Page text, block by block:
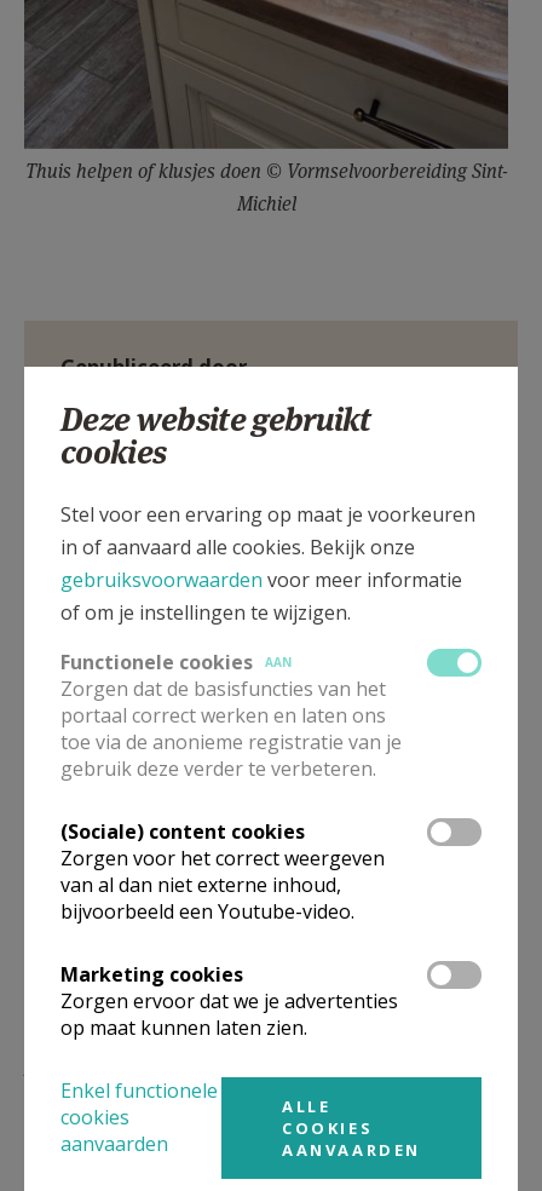
Thuis helpen of klusjes doen © Vormselvoorbereiding Sint-
Michiel
Gepubliceerd door
Pastorale Eenheid Emmaüs Kuurne
Meer
Artikel
Veertigdagentijd vasten
Deel dit artikel
Deze website gebruikt
cookies
Stel voor een ervaring op maat je voorkeuren
in of aanvaard alle cookies. Bekijk onze
gebruiksvoorwaarden voor meer informatie
of om je instellingen te wijzigen.
Functionele cookies
AAN
Zorgen dat de basisfuncties van het
portaal correct werken en laten ons
toe via de anonieme registratie van je
gebruik deze verder te verbeteren.
(Sociale) content cookies
Zorgen voor het correct weergeven
van al dan niet externe inhoud,
bijvoorbeeld een Youtube-video.
Marketing cookies
Zorgen ervoor dat we je advertenties
op maat kunnen laten zien.
Enkel functionele
cookies
aanvaarden
ALLE
COOKIES
AANVAARDEN